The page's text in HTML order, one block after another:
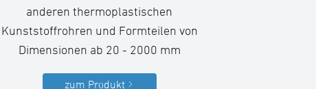
anderen thermoplastischen
Kunststoffrohren und Formteilen von
Dimensionen ab 20 - 2000 mm
zum Produkt